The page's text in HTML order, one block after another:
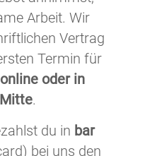
Arbeit. Wir
Vertrag
Termin für
oder in
.
du in bar
bei uns den